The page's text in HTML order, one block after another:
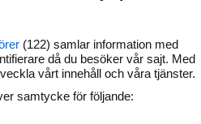
vidare
(122) samlar information med
då du besöker vår sajt. Med
vårt innehåll och våra tjänster.
samtycke för följande: